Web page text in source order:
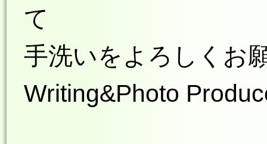
て
手洗いをよろしくお
Writing&Photo